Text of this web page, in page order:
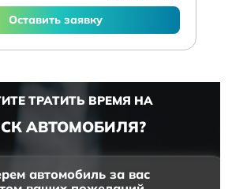
Оставить заявку
ТРАТИТЬ ВРЕМЯ НА
АВТОМОБИЛЯ?
автомобиль за вас